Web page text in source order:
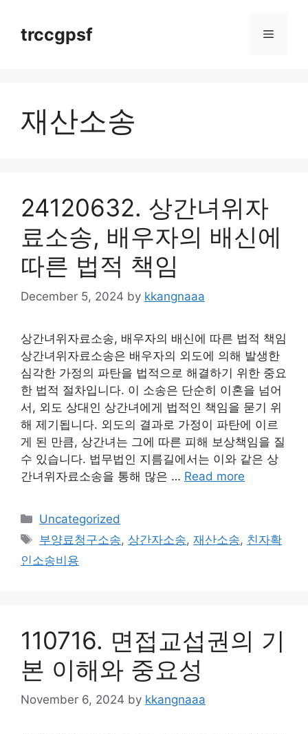
contenttrccgpsf Menu
재산소송
24120632. 상간녀위자
료소송, 배우자의 배신에
따른 법적 책임
December 5, 2024 by kkangnaaa
상간녀위자료소송, 배우자의 배신에 따른 법적 책임
상간녀위자료소송은 배우자의 외도에 의해 발생한
심각한 가정의 파탄을 법적으로 해결하기 위한 중요
한 법적 절차입니다. 이 소송은 단순히 이혼을 넘어
서, 외도 상대인 상간녀에게 법적인 책임을 묻기 위
해 제기됩니다. 외도의 결과로 가정이 파탄에 이르
게 된 만큼, 상간녀는 그에 따른 피해 보상책임을 질
수 있습니다. 법무법인 지름길에서는 이와 같은 상
간녀위자료소송을 통해 많은 … Read more
Categories
Uncategorized
Tags
부양료청구소송, 상간자소송,재산소송, 친자확
인소송비용
110716. 면접교섭권의 기
본 이해와 중요성
November 6, 2024 by kkangnaaa